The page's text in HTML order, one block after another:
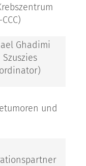
Ghadimi
und